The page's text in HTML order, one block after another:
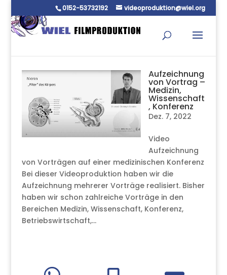
0152-53732192 videoproduktion@wiel.org
Aufzeichnung
von Vortrag –
Medizin,
Wissenschaft
, Konferenz
Dez. 7, 2022
Video
Aufzeichnung
von Vorträgen auf einer medizinischen Konferenz
Bei dieser Videoproduktion haben wir die
Aufzeichnung mehrerer Vorträge realisiert. Bisher
haben wir schon zahlreiche Vorträge in den
Bereichen Medizin, Wissenschaft, Konferenz,
Betriebswirtschaft,...